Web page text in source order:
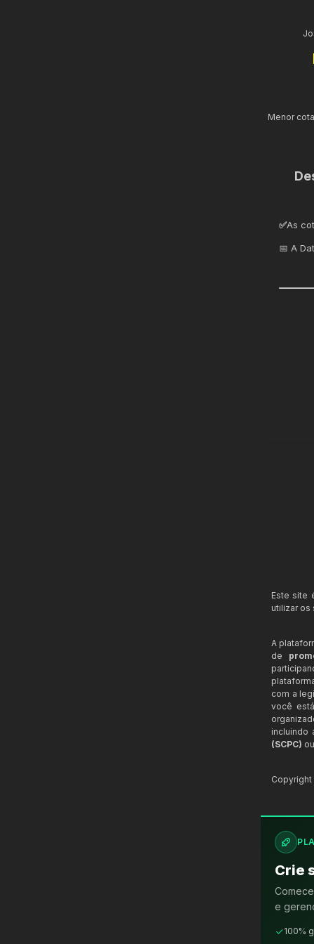
Menor
✅As
📅 A
Este site
utilizar os
A
de
com a
você
incluindo
(SCPC)
Crie
e
100%